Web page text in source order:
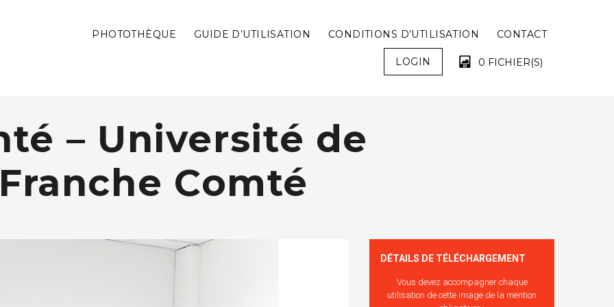
PHOTOTHÈQUE GUIDE D’UTILISATION CONDITIONS D’UTILISATION CONTACT
LOGIN 0 FICHIER(S)
– Université de
Comté
DÉTAILS DE TÉLÉCHARGEMENT
Vous devez accompagner chaque
utilisation de cette image de la mention